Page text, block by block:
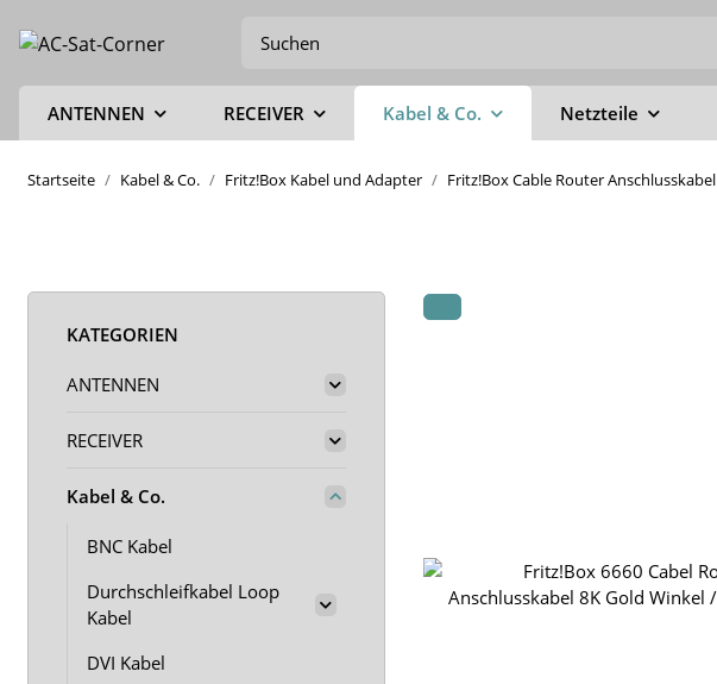
ANTENNEN RECEIVER Kabel & Co. Netzteile
Startseite Kabel & Co. Fritz!Box Kabel und Adapter Fritz!Box Cable Router Anschlusskabel
KATEGORIEN
ANTENNEN
RECEIVER
Kabel & Co.
BNC Kabel
Durchschleifkabel Loop
Kabel
DVI Kabel